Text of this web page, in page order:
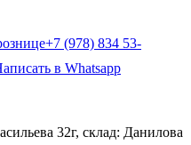
+7 (978) 834 53-
в Whatsapp
32г, склад: Данилова